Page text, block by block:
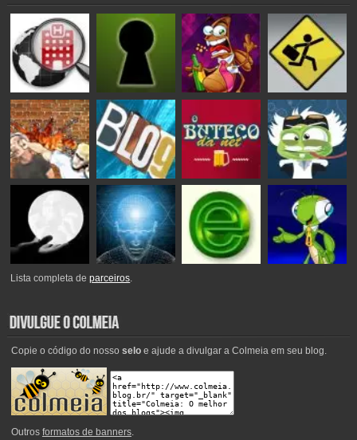
Lista completa deparceiros.
Copie o código do nosso seloe ajude a divulgar a Colmeia em seu blog.
Outros formatos de banners.